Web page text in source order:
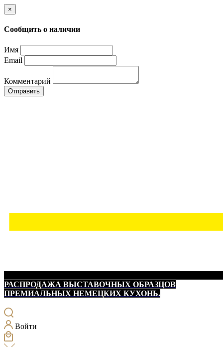
×
Сообщить о наличии
Имя
Email
Комментарий
Отправить
РАСПРОДАЖА ВЫСТАВОЧНЫХ ОБРАЗЦОВ
ПРЕМИАЛЬНЫХ НЕМЕЦКИХ КУХОНЬ.
Войти